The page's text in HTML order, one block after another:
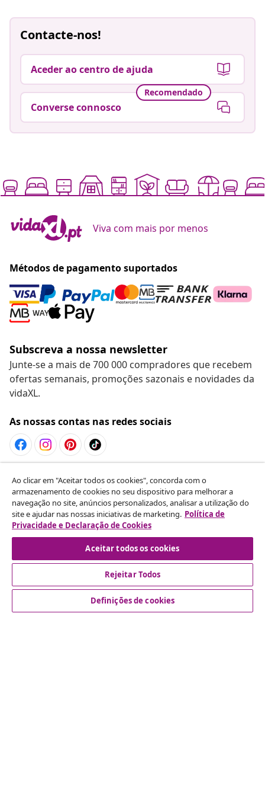
Contacte-nos!
Aceder ao centro de ajuda
Recomendado
Converse connosco
Viva com mais por menos
Métodos de pagamento suportados
Subscreva a nossa newsletter
Junte-se a mais de 700 000 compradores que recebem
ofertas semanais, promoções sazonais e novidades da
vidaXL.
As nossas contas nas redes sociais
Rescindir o contrato
Envie um pedido de rescisão da sua encomenda.
Rescindir o contrato
Atendimento ao cliente
Empresas
Ao clicar em "Aceitar todos os cookies", concorda com o
armazenamento de cookies no seu dispositivo para melhorar a
navegação no site, anúncios personalizados, analisar a utilização do
site e ajudar nas nossas iniciativas de marketing. Política de
Privacidade e Declaração de Cookies
Aceitar todos os cookies
Rejeitar Todos
Definições de cookies